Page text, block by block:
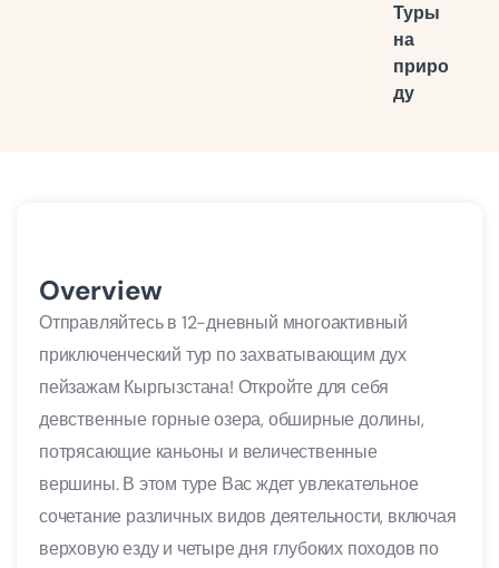
Туры
на
приро
ду
Overview
Отправляйтесь в 12-дневный многоактивный
приключенческий тур по захватывающим дух
пейзажам Кыргызстана! Откройте для себя
девственные горные озера, обширные долины,
потрясающие каньоны и величественные
вершины. В этом туре Вас ждет увлекательное
сочетание различных видов деятельности, включая
верховую езду и четыре дня глубоких походов по